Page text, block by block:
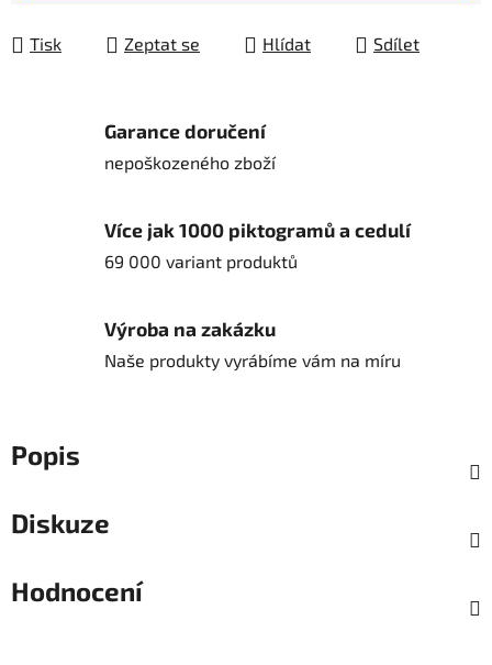
Tisk Zeptat se Hlídat Sdílet
Garance doručení
nepoškozeného zboží
Více jak 1000 piktogramů a cedulí
69 000 variant produktů
Výroba na zakázku
Naše produkty vyrábíme vám na míru
Popis
Diskuze
Hodnocení